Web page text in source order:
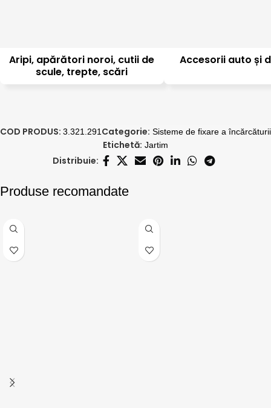
Aripi, apărători noroi, cutii de
scule, trepte, scări
Accesorii auto și
COD PRODUS: 3.321.291 Categorie: Sisteme de fixare a încărcăturii
Etichetă: Jartim
Distribuie:
Produse recomandate